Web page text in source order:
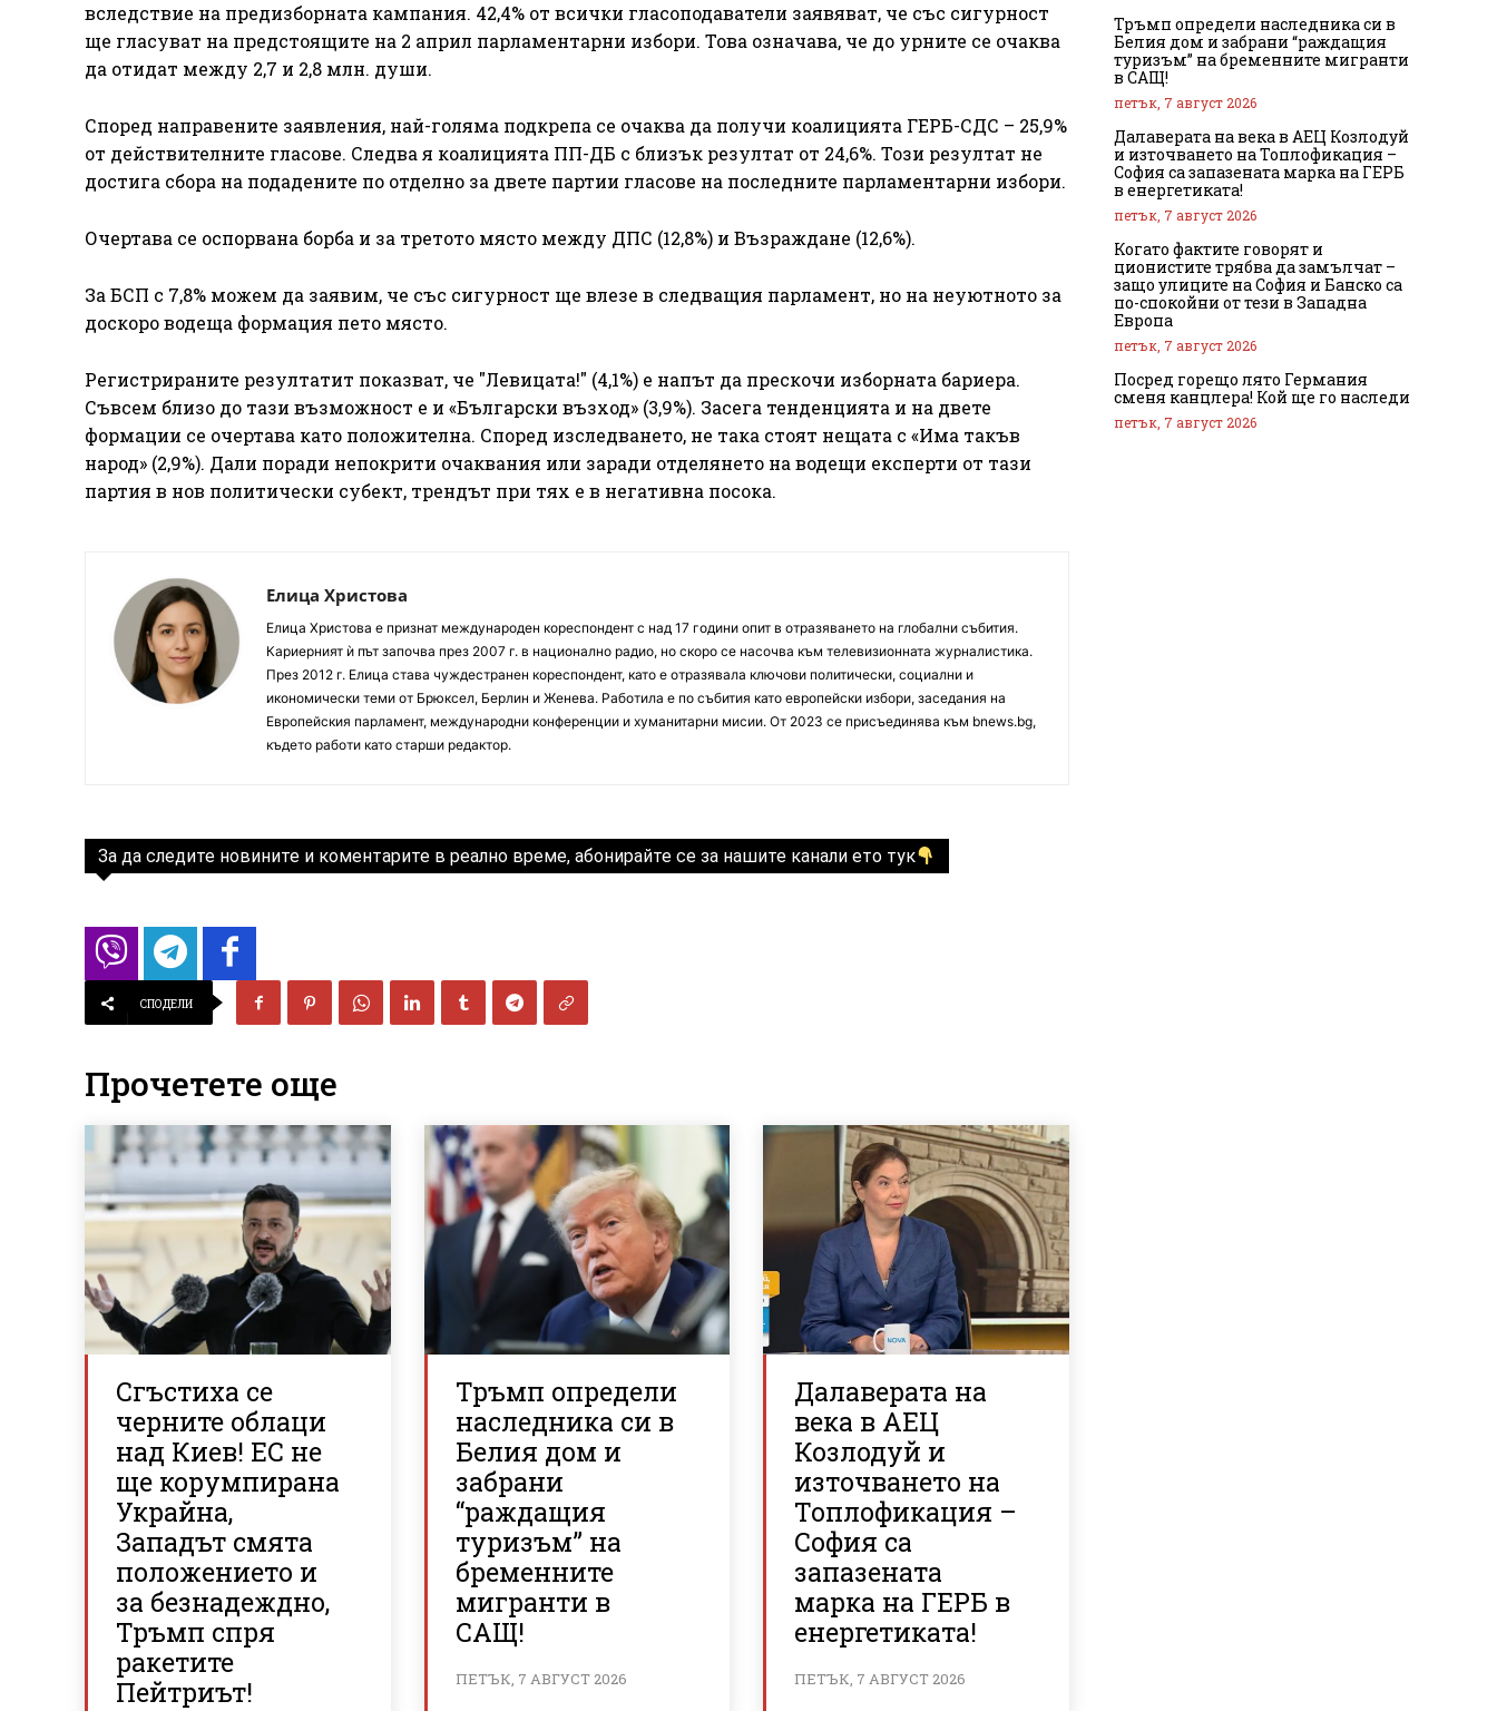
вследствие на предизборната кампания. 42,4% от всички гласоподаватели заявяват, че със сигурност
ще гласуват на предстоящите на 2 април парламентарни избори. Това означава, че до урните се очаква
да отидат между 2,7 и 2,8 млн. души.
Според направените заявления, най-голяма подкрепа се очаква да получи коалицията ГЕРБ-СДС – 25,9%
от действителните гласове. Следва я коалицията ПП-ДБ с близък резултат от 24,6%. Този резултат не
достига сбора на подадените по отделно за двете партии гласове на последните парламентарни избори.
Очертава се оспорвана борба и за третото място между ДПС (12,8%) и Възраждане (12,6%).
За БСП с 7,8% можем да заявим, че със сигурност ще влезе в следващия парламент, но на неуютното за
доскоро водеща формация пето място.
Регистрираните резултатит показват, че "Левицата!" (4,1%) е напът да прескочи изборната бариера.
Съвсем близо до тази възможност е и «Български възход» (3,9%). Засега тенденцията и на двете
формации се очертава като положителна. Според изследването, не така стоят нещата с «Има такъв
народ» (2,9%). Дали поради непокрити очаквания или заради отделянето на водещи експерти от тази
партия в нов политически субект, трендът при тях е в негативна посока.
Елица Христова
Елица Христова е признат международен кореспондент с над 17 години опит в отразяването на глобални събития.
Кариерният ѝ път започва през 2007 г. в национално радио, но скоро се насочва към телевизионната журналистика.
През 2012 г. Елица става чуждестранен кореспондент, като е отразявала ключови политически, социални и
икономически теми от Брюксел, Берлин и Женева. Работила е по събития като европейски избори, заседания на
Европейския парламент, международни конференции и хуманитарни мисии. От 2023 се присъединява към bnews.bg,
където работи като старши редактор.
За да следите новините и коментарите в реално време, абонирайте се за нашите канали ето тук
СПОДЕЛИ
Прочетете още
Сгъстиха се
черните облаци
над Киев! ЕС не
ще корумпирана
Украйна,
Западът смята
положението и
за безнадеждно,
Тръмп спря
ракетите
Пейтриът!
Тръмп определи
наследника си в
Белия дом и
забрани
“раждащия
туризъм” на
бременните
мигранти в
САЩ!
ПЕТЪК, 7 АВГУСТ 2026
Далаверата на
века в АЕЦ
Козлодуй и
източването на
Топлофикация –
София са
запазената
марка на ГЕРБ в
енергетиката!
ПЕТЪК, 7 АВГУСТ 2026
Тръмп определи наследника си в
Белия дом и забрани “раждащия
туризъм” на бременните мигранти
в САЩ!
петък, 7 август 2026
Далаверата на века в АЕЦ Козлодуй
и източването на Топлофикация –
София са запазената марка на ГЕРБ
в енергетиката!
петък, 7 август 2026
Когато фактите говорят и
ционистите трябва да замълчат –
защо улиците на София и Банско са
по-спокойни от тези в Западна
Европа
петък, 7 август 2026
Посред горещо лято Германия
сменя канцлера! Кой ще го наследи
петък, 7 август 2026